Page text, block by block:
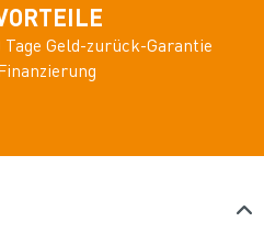
Tage Geld-zurück-Garantie